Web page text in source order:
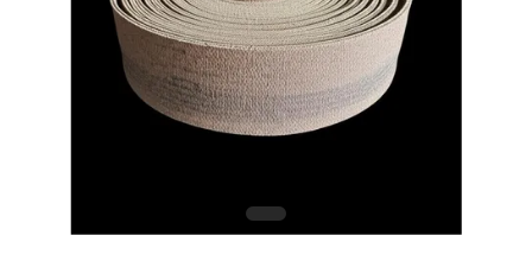
CONTACTEER